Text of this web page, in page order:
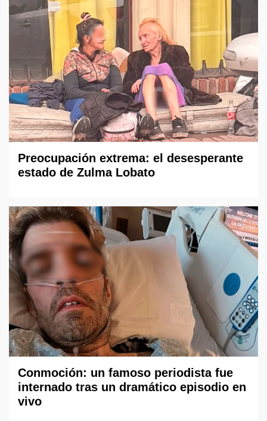
Preocupación extrema: el desesperante
estado de Zulma Lobato
Conmoción: un famoso periodista fue
internado tras un dramático episodio en
vivo